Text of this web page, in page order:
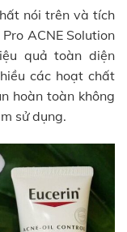
nói trên và tích
ACNE Solution
quả toàn diện
các hoạt chất
hoàn toàn không
sử dụng.